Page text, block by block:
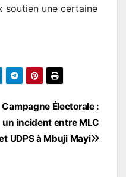
soutien une certaine
Campagne Électorale :
un incident entre MLC
UDPS à Mbuji Mayi